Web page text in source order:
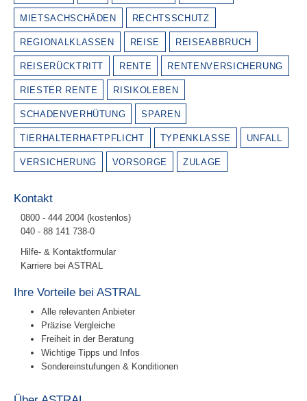
MIETSACHSCHÄDEN RECHTSSCHUTZ
REGIONALKLASSEN REISE REISEABBRUCH
REISERÜCKTRITT RENTE RENTENVERSICHERUNG
RIESTER RENTE RISIKOLEBEN
SCHADENVERHÜTUNG SPAREN
TIERHALTERHAFTPFLICHT TYPENKLASSE UNFALL
VERSICHERUNG VORSORGE ZULAGE
Kontakt
0800 - 444 2004 (kostenlos)
040 - 88 141 738-0
Hilfe- & Kontaktformular
Karriere bei ASTRAL
Ihre Vorteile bei ASTRAL
Alle relevanten Anbieter
Präzise Vergleiche
Freiheit in der Beratung
Wichtige Tipps und Infos
Sondereinstufungen & Konditionen